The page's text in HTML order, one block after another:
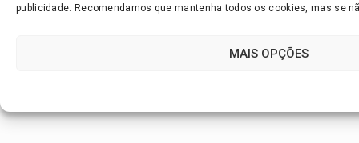
publicidade. Recomendamos que mantenha todos os cookies, mas se
MAIS OPÇÕES